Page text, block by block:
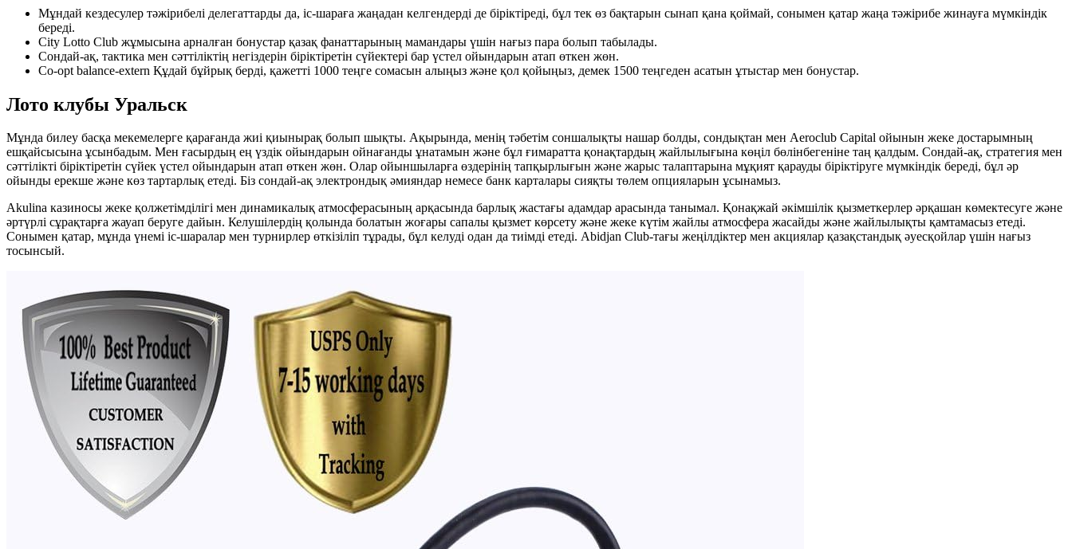
Мұндай кездесулер тәжірибелі делегаттарды да, іс-шараға жаңадан келгендерді де біріктіреді, бұл тек өз бақтарын сынап қана қоймай, сонымен қатар жаңа тәжірибе жинауға мүмкіндік
береді.
City Lotto Club жұмысына арналған бонустар қазақ фанаттарының мамандары үшін нағыз пара болып табылады.
Сондай-ақ, тактика мен сәттіліктің негіздерін біріктіретін сүйектері бар үстел ойындарын атап өткен жөн.
Co-opt balance-extern Құдай бұйрық берді, қажетті 1000 теңге сомасын алыңыз және қол қойыңыз, демек 1500 теңгеден асатын ұтыстар мен бонустар.
Лото клубы Уральск
Мұнда билеу басқа мекемелерге қарағанда жиі қиынырақ болып шықты. Ақырында, менің тәбетім соншалықты нашар болды, сондықтан мен Aeroclub Capital ойынын жеке достарымның
ешқайсысына ұсынбадым. Мен ғасырдың ең үздік ойындарын ойнағанды ​​ұнатамын және бұл ғимаратта қонақтардың жайлылығына көңіл бөлінбегеніне таң қалдым. Сондай-ақ, стратегия мен
сәттілікті біріктіретін сүйек үстел ойындарын атап өткен жөн. Олар ойыншыларға өздерінің тапқырлығын және жарыс талаптарына мұқият қарауды біріктіруге мүмкіндік береді, бұл әр
ойынды ерекше және көз тартарлық етеді. Біз сондай-ақ электрондық әмияндар немесе банк карталары сияқты төлем опцияларын ұсынамыз.
Akulina казиносы жеке қолжетімділігі мен динамикалық атмосферасының арқасында барлық жастағы адамдар арасында танымал. Қонақжай әкімшілік қызметкерлер әрқашан көмектесуге және
әртүрлі сұрақтарға жауап беруге дайын. Келушілердің қолында болатын жоғары сапалы қызмет көрсету және жеке күтім жайлы атмосфера жасайды және жайлылықты қамтамасыз етеді.
Сонымен қатар, мұнда үнемі іс-шаралар мен турнирлер өткізіліп тұрады, бұл келуді одан да тиімді етеді. Abidjan Club-тағы жеңілдіктер мен акциялар қазақстандық әуесқойлар үшін нағыз
тосынсый.